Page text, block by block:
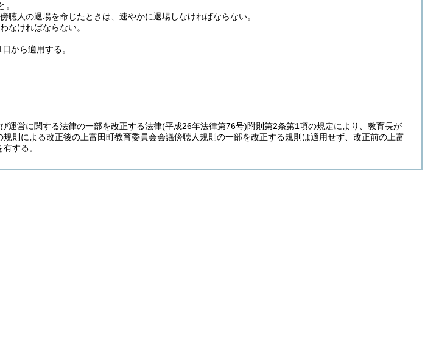
聴人の退場を命じたときは、速やかに退場しなければならない。
なければならない。
から適用する。
運営に関する法律の一部を改正する法律(平成26年法律第76号)附則第2条第1項の規定により、教育長が
則による改正後の上富田町教育委員会会議傍聴人規則の一部を改正する規則は適用せず、改正前の上富
する。